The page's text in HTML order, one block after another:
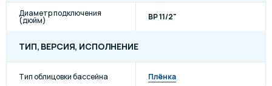
Диаметр подключения
(дюйм) ВР 11/2"
ТИП, ВЕРСИЯ, ИСПОЛНЕНИЕ
Тип облицовки бассейна Плёнка